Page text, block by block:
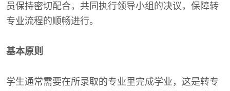
员保持密切配合，共同执行领导小组的决议，保障转
专业流程的顺畅进行。
基本原则
学生通常需要在所录取的专业里完成学业，这是转专